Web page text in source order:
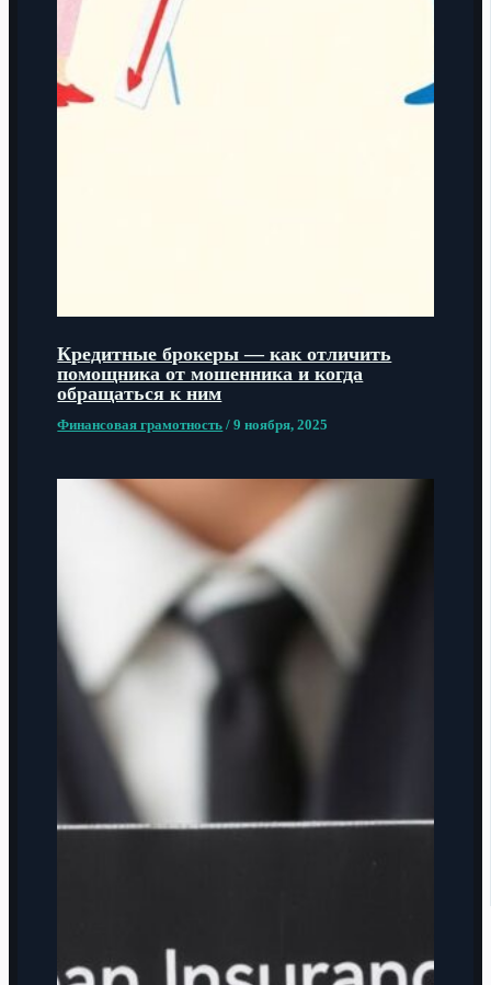
Кредитные брокеры — как отличить
помощника от мошенника и когда
обращаться к ним
Финансовая грамотность /9 ноября, 2025